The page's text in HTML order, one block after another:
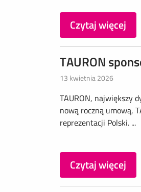
Czytaj więcej
TAURON
13 kwietnia 2026
TAURON, największy
nową roczną umową,
reprezentacji Polski. ...
Czytaj więcej